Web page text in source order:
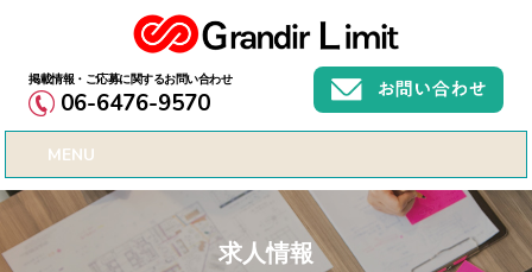
06-6476-9570
MENU
求人情報